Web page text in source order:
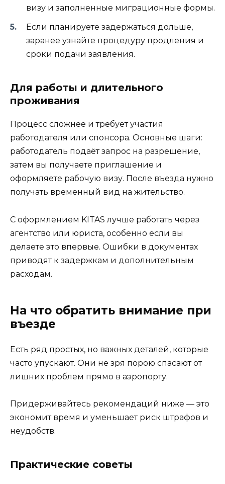
визу и заполненные миграционные формы.
Если планируете задержаться дольше,
заранее узнайте процедуру продления и
сроки подачи заявления.
Для работы и длительного
проживания
Процесс сложнее и требует участия
работодателя или спонсора. Основные шаги:
работодатель подаёт запрос на разрешение,
затем вы получаете приглашение и
оформляете рабочую визу. После въезда нужно
получать временный вид на жительство.
С оформлением KITAS лучше работать через
агентство или юриста, особенно если вы
делаете это впервые. Ошибки в документах
приводят к задержкам и дополнительным
расходам.
На что обратить внимание при
въезде
Есть ряд простых, но важных деталей, которые
часто упускают. Они не зря порою спасают от
лишних проблем прямо в аэропорту.
Придерживайтесь рекомендаций ниже — это
экономит время и уменьшает риск штрафов и
неудобств.
Практические советы